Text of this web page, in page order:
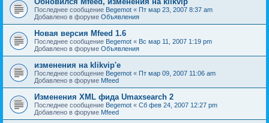
Последнее сообщение Begemot « Пт мар 23, 2007 8:37 am
Добавлено в форуме Объявления
Новая версия Mfeed 1.6
Последнее сообщение Begemot « Вс мар 11, 2007 1:19 pm
Добавлено в форуме Объявления
изменения на klikvip'е
Последнее сообщение Begemot « Пт мар 09, 2007 11:06 am
Добавлено в форуме Mfeed
Изменения XML фида Umaxsearch 2
Последнее сообщение Begemot « Сб фев 24, 2007 12:27 pm
Добавлено в форуме Mfeed